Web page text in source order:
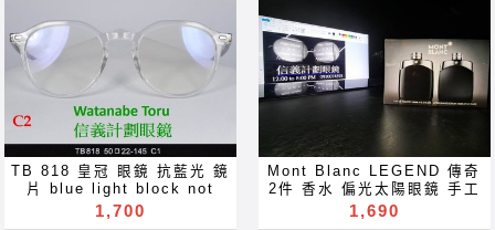
ImeMyself Eyewear
casual wear clothes and
accessories משקפיים
Brýle Mga Salamin
occhiali Gläser szemüveg
Окуляри bril Kính
glasögon Gelas चश्मा めが
ね 안경 Okulary specula
ImeMyself Eyewear
casual wear clothes and
accessories משקפיים
retro round eyeglasses
hand made frame Japan
日本 手工眼鏡 眼鏡 可配 近
視 老花 多焦點 鏡片 近视 眼
镜 抗藍光 濾藍光 變色鏡片
抗蓝光 滤蓝光 全視線 變色鏡
片 全视线 变色镜片 optical
frames spectacles
glasses Rx prescription
for near far sighted
reading glass blue light
ray block lenses filter
輕 超彈性 不易變形 眼鏡 可
配 近視 老花 多焦點 鏡片 近
视 眼镜 抗藍光 濾藍光 變色
鏡片 抗蓝光 滤蓝光 全視線
變色鏡片 全视线 变色镜片
optical frames spectacles
for near far sighted
reading glass blue light
ray block lenses filter
eyeglasses Акуляры
Kacamata Gafas Des
TB 818 皇冠 眼鏡 抗藍光 鏡
片 blue light block not
Thom Browne Watanabe
1,700
Mont Blanc LEGEND 傳奇
2件 香水 偏光太陽眼鏡 手工
眼鏡 抗藍光 全視線 信義計劃
1,690